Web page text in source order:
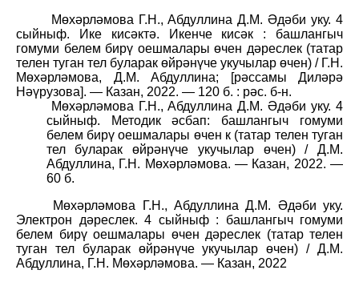
Мөхәрләмова Г.Н., Абдуллина Д.М. Әдәби уку. 4
сыйныф. Ике кисәктә. Икенче кисәк : башлангыч
гомуми белем бирү оешмалары өчен дәреслек (татар
телен туган тел буларак өйрәнүче укучылар өчен) / Г.Н.
Мөхәрләмова, Д.М. Абдуллина; [рәссамы Диләрә
Нәүрузова]. — Казан, 2022. — 120 б. : рәс. б-н.
Мөхәрләмова Г.Н., Абдуллина Д.М. Әдәби уку. 4
сыйныф. Методик әсбап: башлангыч гомуми
белем бирү оешмалары өчен к (татар телен туган
тел буларак өйрәнүче укучылар өчен) / Д.М.
Абдуллина, Г.Н. Мөхәрләмова. — Казан, 2022. —
60 б.
Мөхәрләмова Г.Н., Абдуллина Д.М. Әдәби уку.
Электрон дәреслек. 4 сыйныф : башлангыч гомуми
белем бирү оешмалары өчен дәреслек (татар телен
туган тел буларак өйрәнүче укучылар өчен) / Д.М.
Абдуллина, Г.Н. Мөхәрләмова. — Казан, 2022